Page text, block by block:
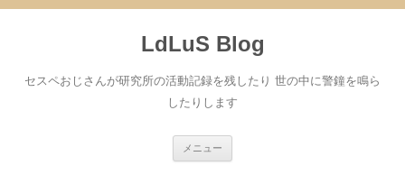
へ
ス
LdLuS Blog
セスペおじさんが研究所の活動記録を残したり 世の中に警鐘を鳴ら
したりします
メニュー